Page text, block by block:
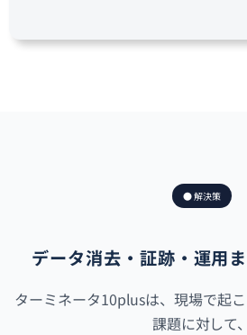
● 解決策
データ消去・証跡・運用
ターミネータ10plusは、現場で起
課題に対して、